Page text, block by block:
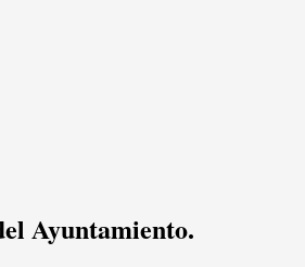
Ayuntamiento.